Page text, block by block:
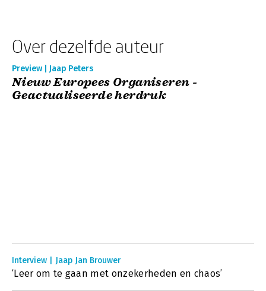
Over dezelfde auteur
Preview | Jaap Peters
Nieuw Europees Organiseren -
Geactualiseerde herdruk
Interview | Jaap Jan Brouwer
‘Leer om te gaan met onzekerheden en chaos’